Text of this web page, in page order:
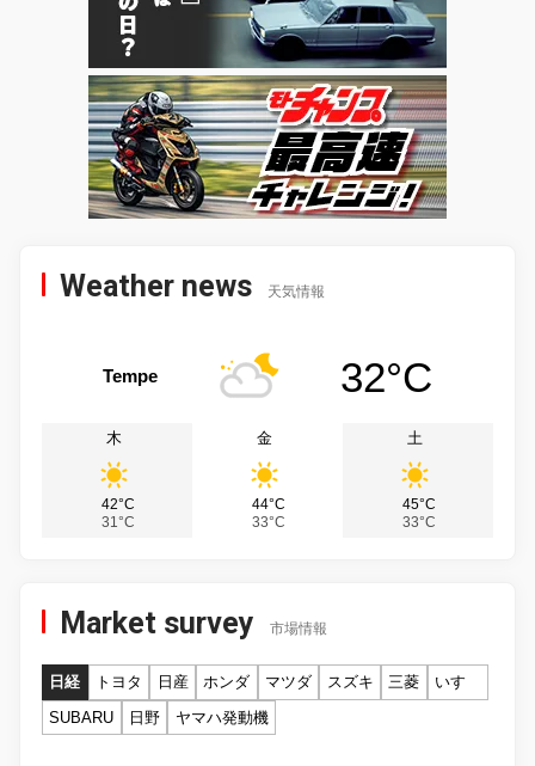
Weather news 天気情報
Tempe 32°C
木
42°C
31°C
金
44°C
33°C
土
45°C
33°C
Market survey 市場情報
日経 トヨタ 日産 ホンダ マツダ スズキ 三菱
いすゞ
SUBARU
日野 ヤマハ発動機